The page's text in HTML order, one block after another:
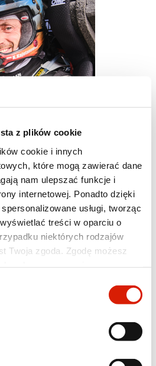
z plików cookie
cookie i innych
które mogą zawierać dane
nam ulepszać funkcje i
internetowej. Ponadto dzięki
usługi, tworząc
treści w oparciu o
niektórych rodzajów
Twoja zgoda. Zgodę możesz
w sekcji
Polityka
rodzaje plików cookies oraz
realizacji swoich praw
AmbasadorORLEN OIL, od
osiągi w ekstremalnych
w rajdzie to nie tylko walka o
ale także potwierdzenie
który wspiera swoje